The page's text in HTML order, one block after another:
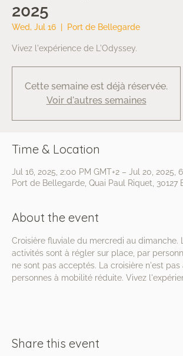
2025
Wed, Jul 16 Port de Bellegarde
Vivez l'expérience de L'Odyssey.
Cette semaine est déjà réservée.
Voir d'autres semaines
Time & Location
Jul 16, 2025, 2:00 PM GMT+2 – Jul 20, 2025,
Port de Bellegarde, Quai Paul Riquet, 30127
About the event
Croisière fluviale du mercredi au dimanche.
activités sont à régler sur place, par
ne sont pas acceptés. La croisière n'est
personnes à mobilité réduite. Vivez
Share this event